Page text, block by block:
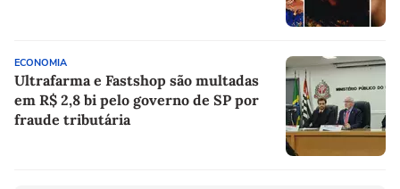
ECONOMIA
Ultrafarma e Fastshop são multadas
em R$ 2,8 bi pelo governo de SP por
fraude tributária